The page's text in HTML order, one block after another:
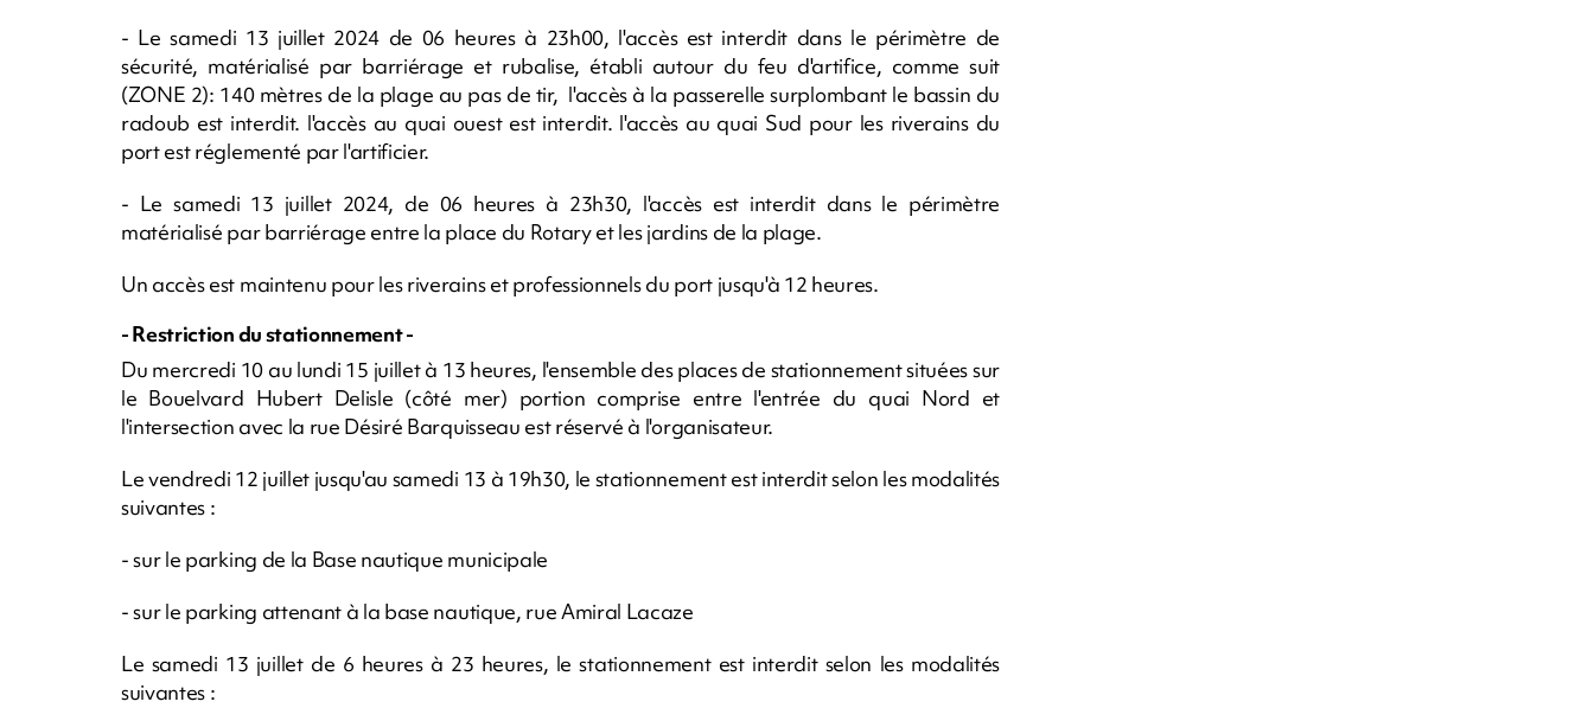
- Le samedi 13 juillet 2024 de 06 heures à 23h00, l'accès est interdit dans le périmètre de
sécurité, matérialisé par barriérage et rubalise, établi autour du feu d'artifice, comme suit
(ZONE 2): 140 mètres de la plage au pas de tir, l'accès à la passerelle surplombant le bassin du
radoub est interdit. l'accès au quai ouest est interdit. l'accès au quai Sud pour les riverains du
port est réglementé par l'artificier.
- Le samedi 13 juillet 2024, de 06 heures à 23h30, l'accès est interdit dans le périmètre
matérialisé par barriérage entre la place du Rotary et les jardins de la plage.
Un accès est maintenu pour les riverains et professionnels du port jusqu'à 12 heures.
- Restriction du stationnement -
Du mercredi 10 au lundi 15 juillet à 13 heures, l'ensemble des places de stationnement situées sur
le Bouelvard Hubert Delisle (côté mer) portion comprise entre l'entrée du quai Nord et
l'intersection avec la rue Désiré Barquisseau est réservé à l'organisateur.
Le vendredi 12 juillet jusqu'au samedi 13 à 19h30, le stationnement est interdit selon les modalités
suivantes :
- sur le parking de la Base nautique municipale
- sur le parking attenant à la base nautique, rue Amiral Lacaze
Le samedi 13 juillet de 6 heures à 23 heures, le stationnement est interdit selon les modalités
suivantes :